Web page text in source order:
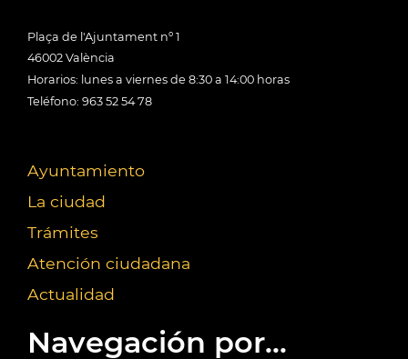
Plaça de l'Ajuntament nº 1
46002 València
Horarios: lunes a viernes de 8:30 a 14:00 horas
Teléfono: 963 52 54 78
Ayuntamiento
La ciudad
Trámites
Atención ciudadana
Actualidad
Navegación por...